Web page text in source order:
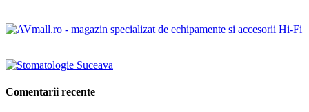
Comentarii recente